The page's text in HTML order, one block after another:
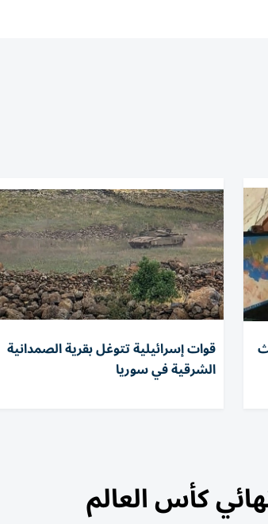
قوات إسرائيلية تتوغل بقرية الصمدانية
الشرقية في سوريا
كأس العالم